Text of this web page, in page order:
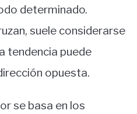
determinado.
suele considerarse
tendencia puede
opuesta.
se basa en los